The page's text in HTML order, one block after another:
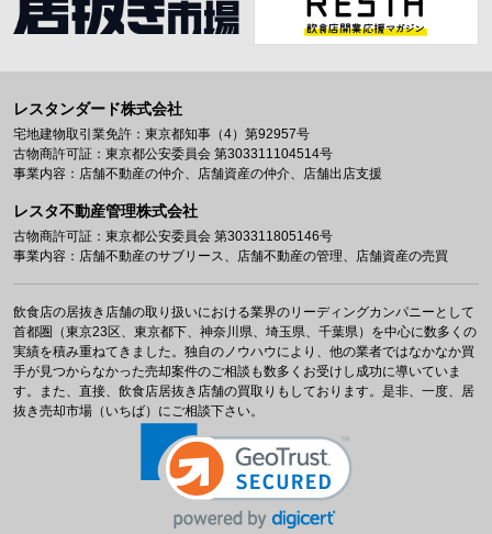
レスタンダード株式会社
宅地建物取引業免許：東京都知事（4）第92957号
古物商許可証：東京都公安委員会 第303311104514号
事業内容：店舗不動産の仲介、店舗資産の仲介、店舗出店支援
レスタ不動産管理株式会社
古物商許可証：東京都公安委員会 第303311805146号
事業内容：店舗不動産のサブリース、店舗不動産の管理、店舗資産の売買
飲食店の居抜き店舗の取り扱いにおける業界のリーディングカンパニーとして
首都圏（東京23区、東京都下、神奈川県、埼玉県、千葉県）を中心に数多くの
実績を積み重ねてきました。独自のノウハウにより、他の業者ではなかなか買
手が見つからなかった売却案件のご相談も数多くお受けし成功に導いていま
す。また、直接、飲食店居抜き店舗の買取りもしております。是非、一度、居
抜き売却市場（いちば）にご相談下さい。